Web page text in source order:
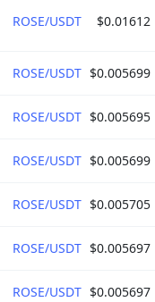
ROSE/USDT $0.01612
ROSE/USDT $0.005699
ROSE/USDT $0.005695
ROSE/USDT $0.005699
ROSE/USDT $0.005705
ROSE/USDT $0.005697
ROSE/USDT $0.005697